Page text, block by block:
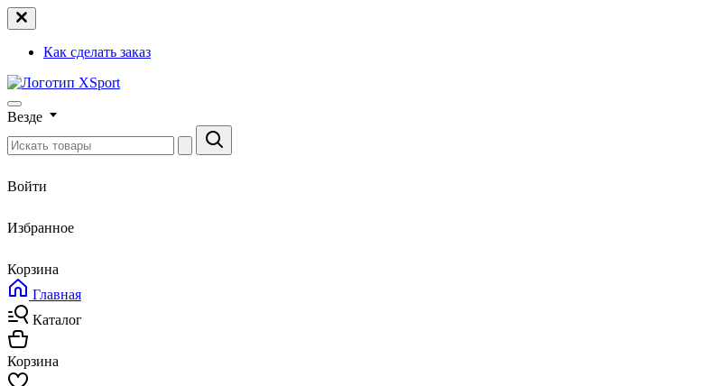
Как сделать заказ
Везде
Войти
Избранное
Корзина
Главная
Каталог
Корзина